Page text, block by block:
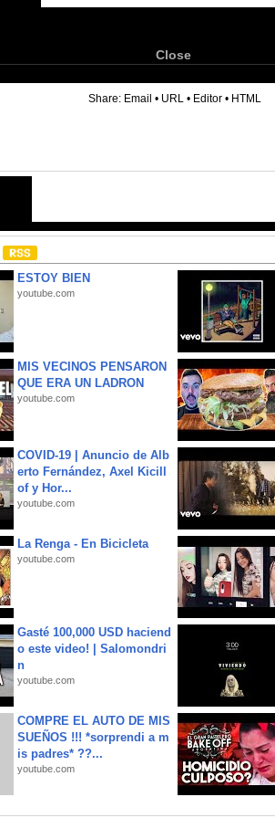
Close
Share: Email • URL • Editor • HTML
ESTOY BIEN
youtube.com
MIS VECINOS PENSARON
QUE ERA UN LADRON
youtube.com
COVID-19 | Anuncio de Alb
erto Fernández, Axel Kicill
of y Hor...
youtube.com
La Renga - En Bicicleta
youtube.com
Gasté 100,000 USD haciend
o este video! | Salomondri
n
youtube.com
COMPRE EL AUTO DE MIS
SUEÑOS !!! *sorprendi a m
is padres* ??...
youtube.com